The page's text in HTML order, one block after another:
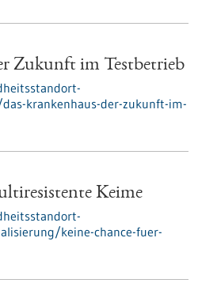
Zukunft im Testbetrieb
krankenhaus-der-zukunft-im-
Keime
keine-chance-fuer-